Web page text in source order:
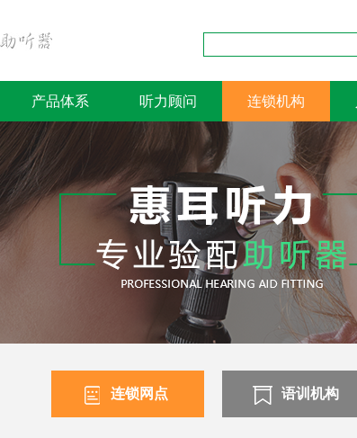
产品体系 听力顾问 连锁机构
连锁网点 语训机构